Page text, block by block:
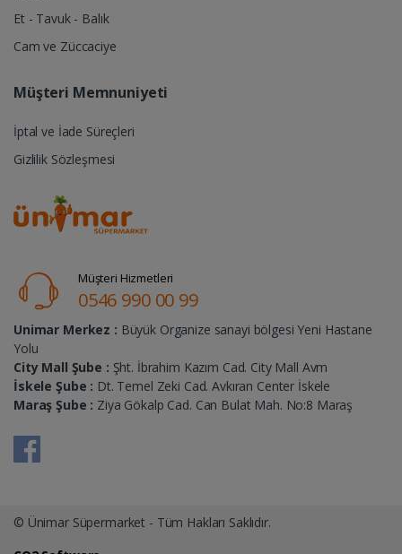
Et - Tavuk - Balık
Cam ve Züccaciye
Müşteri Memnuniyeti
İptal ve İade Süreçleri
Gizlilik Sözleşmesi
Müşteri Hizmetleri
0546 990 00 99
Unimar Merkez : Büyük Organize sanayi bölgesi Yeni Hastane
Yolu
City Mall Şube : Şht. İbrahim Kazım Cad. City Mall Avm
İskele Şube : Dt. Temel Zeki Cad. Avkıran Center İskele
Maraş Şube : Ziya Gökalp Cad. Can Bulat Mah. No:8 Maraş
© Ünimar Süpermarket - Tüm Hakları Saklıdır.